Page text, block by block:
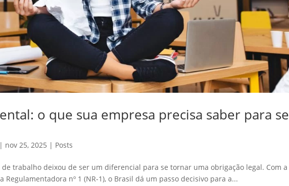
o que sua empresa precisa saber para se
| nov 25, 2025 | Posts
trabalho deixou de ser um diferencial para se tornar uma obrigação legal. Com a
Regulamentadora nº 1 (NR-1), o Brasil dá um passo decisivo para a...